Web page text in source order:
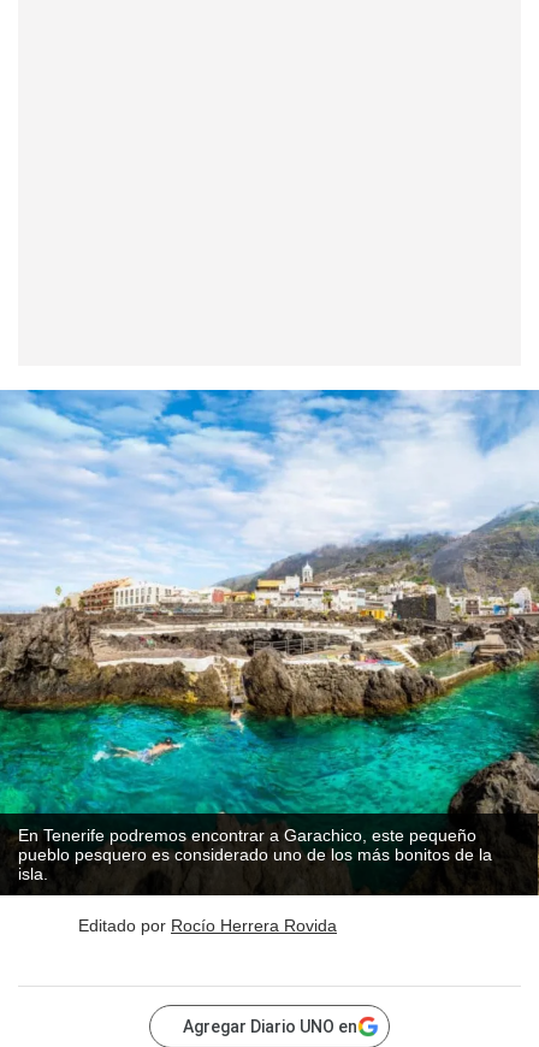
En Tenerife podremos encontrar a Garachico, este pequeño
pueblo pesquero es considerado uno de los más bonitos de la
isla.
Editado por Rocío Herrera Rovida
Agregar Diario UNO en